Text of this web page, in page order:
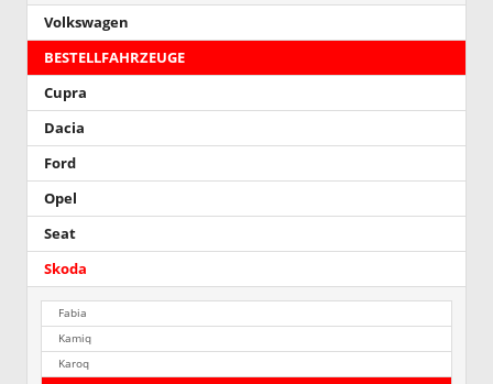
Volkswagen
BESTELLFAHRZEUGE
Cupra
Dacia
Ford
Opel
Seat
Skoda
Fabia
Kamiq
Karoq